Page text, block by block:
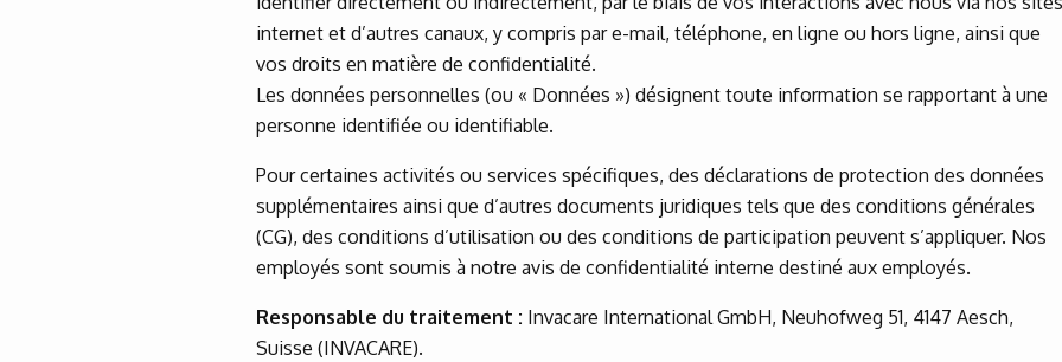
internet et d’autres canaux, y compris par e-mail, téléphone, en ligne ou hors ligne, ainsi que
vos droits en matière de confidentialité.
Les données personnelles (ou « Données ») désignent toute information se rapportant à une
personne identifiée ou identifiable.
Pour certaines activités ou services spécifiques, des déclarations de protection des données
supplémentaires ainsi que d’autres documents juridiques tels que des conditions générales
(CG), des conditions d’utilisation ou des conditions de participation peuvent s’appliquer. Nos
employés sont soumis à notre avis de confidentialité interne destiné aux employés.
Responsable du traitement : Invacare International GmbH, Neuhofweg 51, 4147 Aesch,
Suisse (INVACARE).